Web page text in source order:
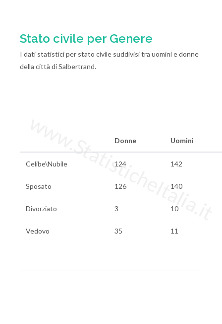
Stato civile per Genere
I dati statistici per stato civile suddivisi tra uomini e donne
della città di Salbertrand.
Donne Uomini
Celibe\Nubile 124 142
Sposato 126 140
Divorziato 3 10
Vedovo 35 11
www.StatisticheItalia.it